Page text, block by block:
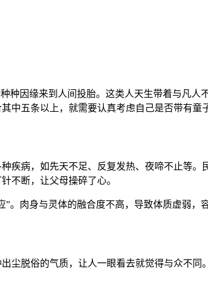
种因缘来到人间投胎。这类人天生带着与凡
中五条以上，就需要认真考虑自己是否带有童
疾病，如先天不足、反复发热、夜啼不止等
不断，让父母操碎了心。
。肉身与灵体的融合度不高，导致体质虚弱，
尘脱俗的气质，让人一眼看去就觉得与众不